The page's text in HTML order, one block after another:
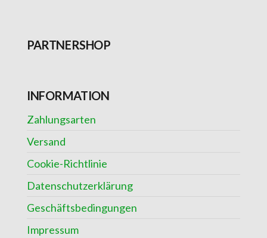
PARTNERSHOP
INFORMATION
Zahlungsarten
Versand
Cookie-Richtlinie
Datenschutzerklärung
Geschäftsbedingungen
Impressum